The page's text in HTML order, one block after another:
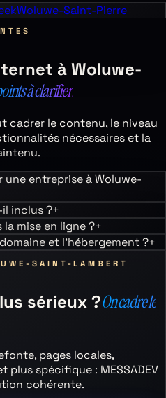
Woluwe-Saint-Pierre
àWoluwe-
à clarifier.
cadrer le contenu, le niveau
nécessaires et la
entreprise à Woluwe-
inclus ?+
mise en ligne ?+
et l’hébergement ?+
SAINT-LAMBERT
sérieux ?On cadre le
pages locales,
spécifique : MESSADEV
cohérente.